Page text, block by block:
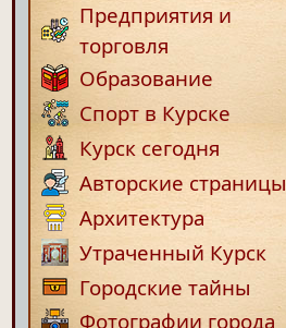
Предприятия и
торговля
Образование
Спорт в Курске
Курск сегодня
Авторские страницы
Архитектура
Утраченный Курск
Городские тайны
Фотографии города